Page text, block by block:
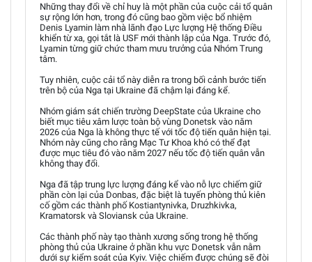
Những thay đổi về chỉ huy là một phần của cuộc cải tổ quân
sự rộng lớn hơn, trong đó cũng bao gồm việc bổ nhiệm
Denis Lyamin làm nhà lãnh đạo Lực lượng Hệ thống Điều
khiển từ xa, gọi tắt là USF mới thành lập của Nga. Trước đó,
Lyamin từng giữ chức tham mưu trưởng của Nhóm Trung
tâm.
Tuy nhiên, cuộc cải tổ này diễn ra trong bối cảnh bước tiến
trên bộ của Nga tại Ukraine đã chậm lại đáng kể.
Nhóm giám sát chiến trường DeepState của Ukraine cho
biết mục tiêu xâm lược toàn bộ vùng Donetsk vào năm
2026 của Nga là không thực tế với tốc độ tiến quân hiện tại.
Nhóm này cũng cho rằng Mạc Tư Khoa khó có thể đạt
được mục tiêu đó vào năm 2027 nếu tốc độ tiến quân vẫn
không thay đổi.
Nga đã tập trung lực lượng đáng kể vào nỗ lực chiếm giữ
phần còn lại của Donbas, đặc biệt là tuyến phòng thủ kiên
cố gồm các thành phố Kostiantynivka, Druzhkivka,
Kramatorsk và Sloviansk của Ukraine.
Các thành phố này tạo thành xương sống trong hệ thống
phòng thủ của Ukraine ở phần khu vực Donetsk vẫn nằm
dưới sự kiểm soát của Kyiv. Việc chiếm được chúng sẽ đòi